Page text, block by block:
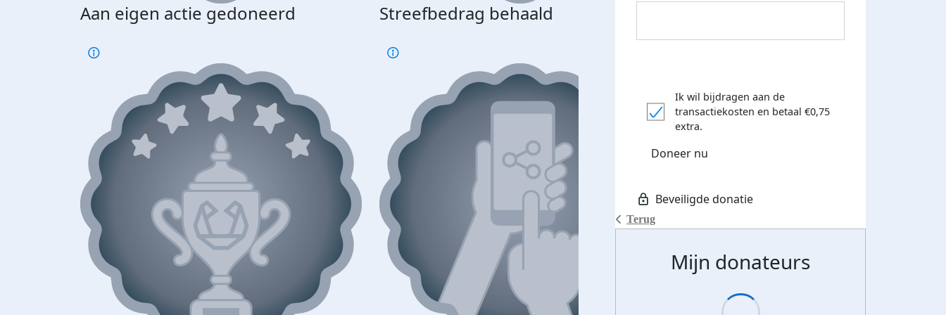
Aan eigen actie gedoneerd Streefbedrag behaald
Terug
Ik wil bijdragen aan de
transactiekosten en betaal €0,75
extra.
Doneer nu
Mijn donateurs